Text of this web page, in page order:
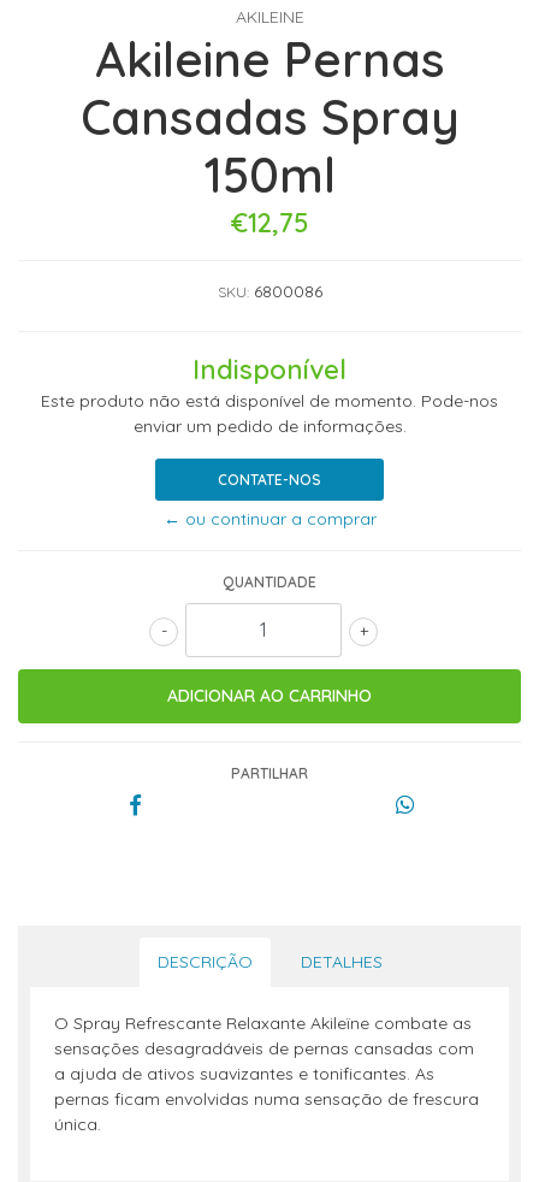
AKILEINE
Akileine Pernas
Cansadas Spray
150ml
€12,75
SKU: 6800086
Indisponível
Este produto não está disponível de momento. Pode-nos
enviar um pedido de informações.
CONTATE-NOS
← ou continuar a comprar
QUANTIDADE
+
-
PARTILHAR
DESCRIÇÃO DETALHES
O Spray Refrescante Relaxante Akileïne combate as
sensações desagradáveis de pernas cansadas com
a ajuda de ativos suavizantes e tonificantes. As
pernas ficam envolvidas numa sensação de frescura
única.